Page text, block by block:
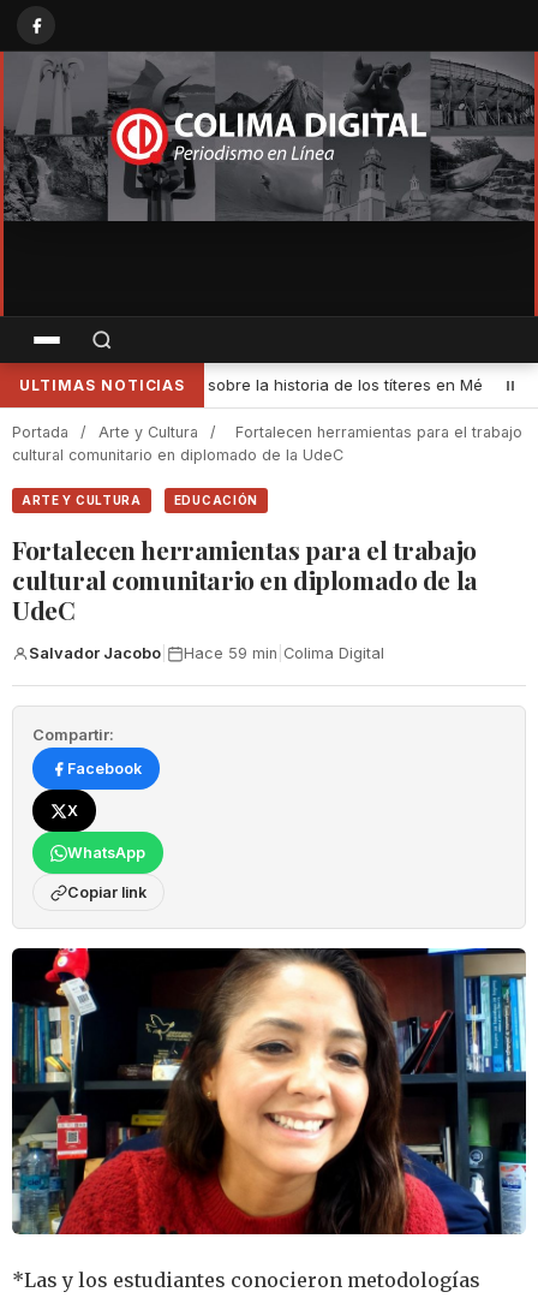
ULTIMAS NOTICIAS
en México • Experiencia de verano define camino científico
Portada / Arte y Cultura /
Fortalecen herramientas para el trabajo
cultural comunitario en diplomado de la UdeC
ARTE Y CULTURA EDUCACIÓN
Fortalecen herramientas para el trabajo
cultural comunitario en diplomado de la
UdeC
Salvador Jacobo Hace 59 min Colima Digital
Compartir:
Facebook
X
WhatsApp
Copiar link
*Las y los estudiantes conocieron metodologías